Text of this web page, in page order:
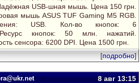
USB-шная мышь. Цена 150 грн.
мышь ASUS TUF Gaming M5 RGB.
USB. Кол-во кнопок: 6
кнопок: 50 млн. нажатий.
сенсора: 6200 DPI. Цена 1500 грн.
[подробно]
8 авг13:15